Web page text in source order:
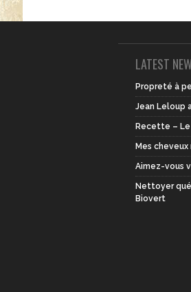
LATEST
Propreté à
Jean Leloup
Recette –
Mes
Aimez-vous
Nettoyer
Biovert